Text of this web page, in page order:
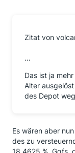
Zitat von
...
Das ist ja
Alter
des Depot
Es wären aber
des zu
18,4625 %. Ggfs.